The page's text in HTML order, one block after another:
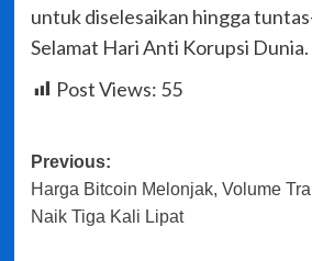
untuk diselesaikan hingga
Selamat Hari Anti Korupsi Dunia.
Post Views: 55
Post
navigation
Previous:
Harga Bitcoin Melonjak, Volume
Naik Tiga Kali Lipat